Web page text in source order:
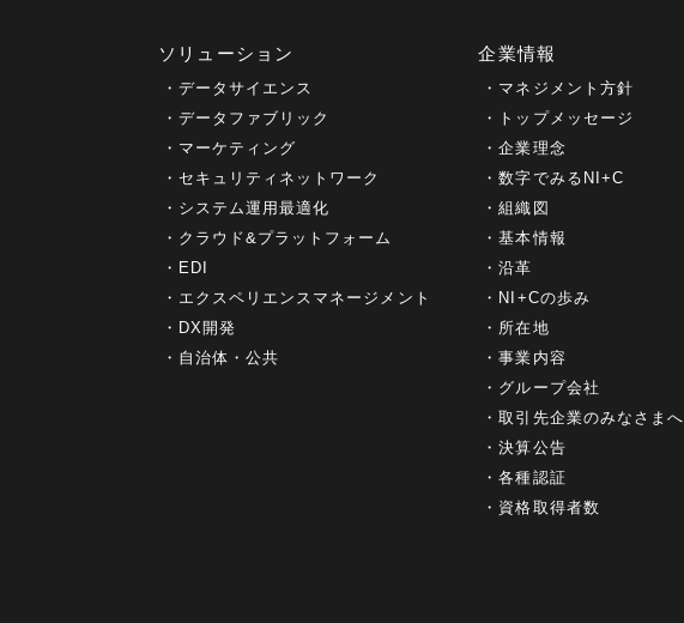
ソリューション
データサイエンス
データファブリック
マーケティング
セキュリティネットワーク
システム運用最適化
クラウド&プラットフォーム
EDI
エクスペリエンスマネージメント
DX開発
自治体・公共
企業情報
マネジメント方針
トップメッセージ
企業理念
数字でみるNI+C
組織図
基本情報
沿革
NI+Cの歩み
所在地
事業内容
グループ会社
取引先企業のみなさまへ
決算公告
各種認証
資格取得者数